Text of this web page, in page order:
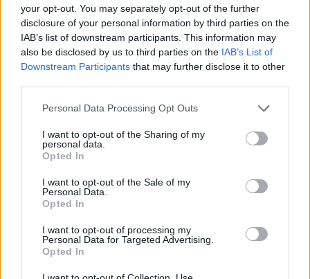
your opt-out. You may separately opt-out of the further
disclosure of your personal information by third parties on the
IAB’s list of downstream participants. This information may
also be disclosed by us to third parties on the IAB’s List of
Downstream Participants that may further disclose it to other
Please note that this website/app uses one or more Google
not limited to your visit or usage behaviour. You may click to
grant or deny consent to Google and its third-party tags to
use your data for below specified purposes in below Google
consent section.
Personal Data Processing Opt Outs
I want to opt-out of the Sharing of my
personal data.
Opted In
I want to opt-out of the Sale of my
Personal Data.
Opted In
I want to opt-out of processing my
Personal Data for Targeted Advertising.
Opted In
24 ÓRA TOVÁBBI HÍREI
24 óra
Ha ezt érzed evés után, a szervezeted fontos dologra